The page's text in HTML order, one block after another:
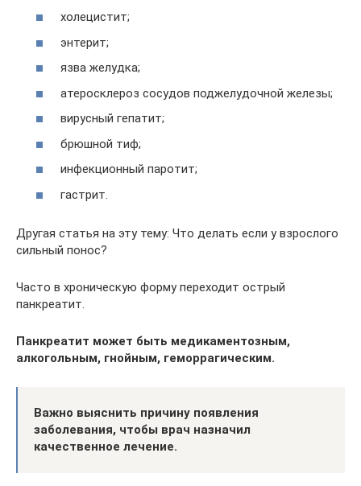
холецистит;
энтерит;
язва желудка;
атеросклероз сосудов поджелудочной железы;
вирусный гепатит;
брюшной тиф;
инфекционный паротит;
гастрит.
Другая статья на эту тему: Что делать если у взрослого
сильный понос?
Часто в хроническую форму переходит острый
панкреатит.
Панкреатит может быть медикаментозным,
алкогольным, гнойным, геморрагическим.
Важно выяснить причину появления
заболевания, чтобы врач назначил
качественное лечение.